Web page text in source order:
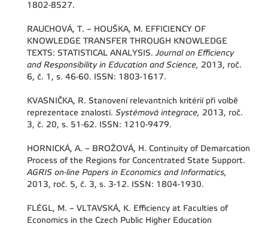
1802-8527.
RAUCHOVÁ, T. – HOUŠKA, M. EFFICIENCY OF
KNOWLEDGE TRANSFER THROUGH KNOWLEDGE
TEXTS: STATISTICAL ANALYSIS.Journal on Efficiency
and Responsibility in Education and Science, 2013, roč.
6, č. 1, s. 46-60. ISSN: 1803-1617.
KVASNIČKA, R. Stanovení relevantních kritérií při volbě
reprezentace znalostí. Systémová integrace, 2013, roč.
3, č. 20, s. 51-62. ISSN: 1210-9479.
HORNICKÁ, A. – BROŽOVÁ, H. Continuity of Demarcation
Process of the Regions for Concentrated State Support.
AGRIS on-line Papers in Economics and Informatics,
2013, roč. 5, č. 3, s. 3-12. ISSN: 1804-1930.
FLÉGL, M. – VLTAVSKÁ, K. Efficiency at Faculties of
Economics in the Czech Public Higher Education